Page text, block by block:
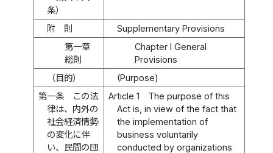
条）
附 則
Supplementary Provisions
第一章
総則
Chapter I General
Provisions
（目的）
(Purpose)
第一条
この法
律は、内外の
社会経済情勢
の変化に伴
い、民間の団
Article 1
The purpose of this
Act is, in view of the fact that
the implementation of
business voluntarily
conducted by organizations